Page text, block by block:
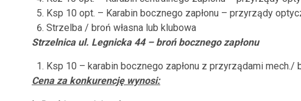
Ksp 10 opt. – Karabin bocznego zapłonu – przyrządy
Strzelba / broń własna lub klubowa
Strzelnica ul. Legnicka 44 – broń bocznego zapłonu
Ksp 10 – karabin bocznego zapłonu z przyrządami mech./
Cena za konkurencję wynosi: